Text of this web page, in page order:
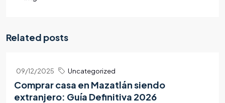
Related posts
09/12/2025 Uncategorized
Comprar casa en Mazatlán siendo
extranjero: Guía Definitiva 2026